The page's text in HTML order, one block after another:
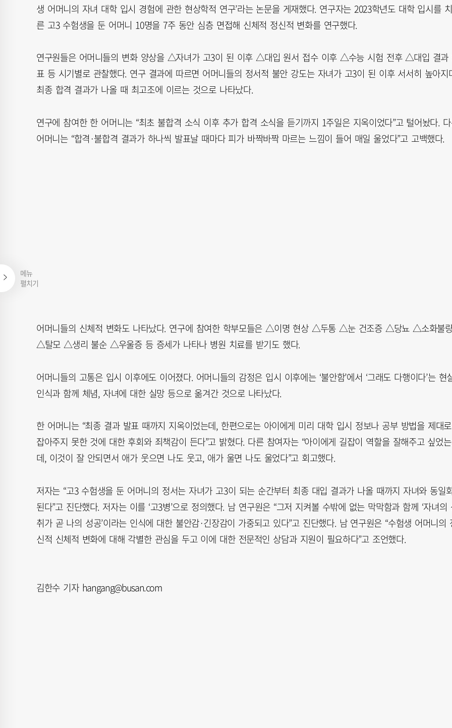
메뉴
펼치기
생 어머니의 자녀 대학 입시 경험에 관한 현상학적 연구’라는 논문을 게재했다. 연구자는 2023학년도 대학 입시를 치
른 고3 수험생을 둔 어머니 10명을 7주 동안 심층 면접해 신체적 정신적 변화를 연구했다.
연구원들은 어머니들의 변화 양상을 △자녀가 고3이 된 이후 △대입 원서 접수 이후 △수능 시험 전후 △대입 결과
표 등 시기별로 관찰했다. 연구 결과에 따르면 어머니들의 정서적 불안 강도는 자녀가 고3이 된 이후 서서히 높아지
최종 합격 결과가 나올 때 최고조에 이르는 것으로 나타났다.
연구에 참여한 한 어머니는 “최초 불합격 소식 이후 추가 합격 소식을 듣기까지 1주일은 지옥이었다”고 털어놨다.
어머니는 “합격·불합격 결과가 하나씩 발표날 때마다 피가 바짝바짝 마르는 느낌이 들어 매일 울었다”고 고백했다.
어머니들의 신체적 변화도 나타났다. 연구에 참여한 학부모들은 △이명 현상 △두통 △눈 건조증 △당뇨 △소화불
△탈모 △생리 불순 △우울증 등 증세가 나타나 병원 치료를 받기도 했다.
어머니들의 고통은 입시 이후에도 이어졌다. 어머니들의 감정은 입시 이후에는 ‘불안함’에서 ‘그래도 다행이다’는 현
인식과 함께 체념, 자녀에 대한 실망 등으로 옮겨간 것으로 나타났다.
한 어머니는 “최종 결과 발표 때까지 지옥이었는데, 한편으로는 아이에게 미리 대학 입시 정보나 공부 방법을 제대로
잡아주지 못한 것에 대한 후회와 죄책감이 든다”고 밝혔다. 다른 참여자는 “아이에게 길잡이 역할을 잘해주고 싶었는
데, 이것이 잘 안되면서 애가 웃으면 나도 웃고, 애가 울면 나도 울었다”고 회고했다.
저자는 “고3 수험생을 둔 어머니의 정서는 자녀가 고3이 되는 순간부터 최종 대입 결과가 나올 때까지 자녀와 동일
된다”고 진단했다. 저자는 이를 ‘고3병’으로 정의했다. 남 연구원은 “그저 지켜볼 수밖에 없는 막막함과 함께 ‘자녀의
취가 곧 나의 성공’이라는 인식에 대한 불안감·긴장감이 가중되고 있다”고 진단했다. 남 연구원은 “수험생 어머니의
신적 신체적 변화에 대해 각별한 관심을 두고 이에 대한 전문적인 상담과 지원이 필요하다”고 조언했다.
김한수 기자 hangang@busan.com